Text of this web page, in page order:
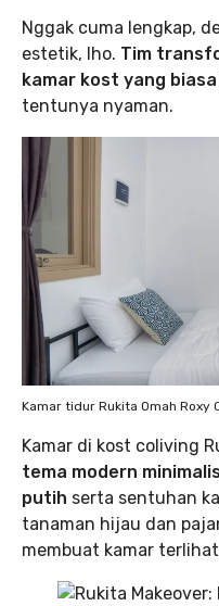
Nggak cuma lengkap,
estetik, lho. Tim
kamar kost yang
tentunya nyaman.
Kamar tidur Rukita Omah Roxy
Kamar di kost coliving
tema modern
putih serta sentuhan
tanaman hijau dan
membuat kamar